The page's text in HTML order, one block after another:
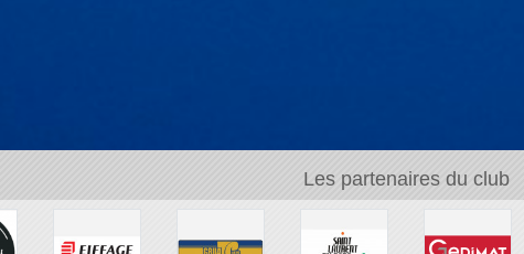
Les partenaires du club